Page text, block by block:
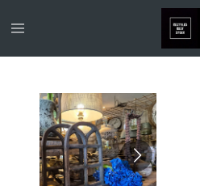
Ga
hoofdinhoud